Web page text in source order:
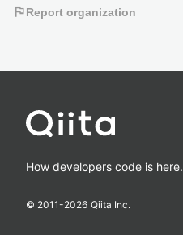
flagReport organization
How developers code is here.
© 2011-2026 Qiita Inc.